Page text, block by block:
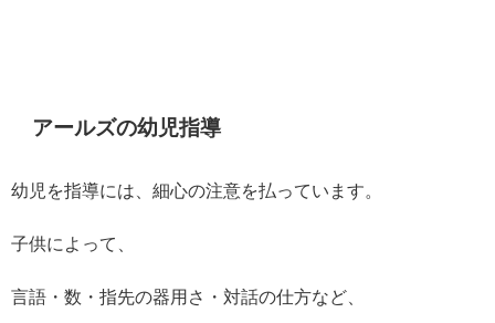
アールズの幼児指導
幼児を指導には、細心の注意を払っています。
子供によって、
言語・数・指先の器用さ・対話の仕方など、